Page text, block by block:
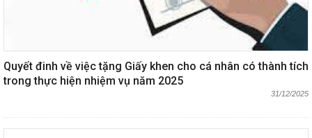
Quyết đinh về việc tặng Giấy khen cho cá nhân có thành tích
trong thực hiện nhiệm vụ năm 2025
31/12/2025